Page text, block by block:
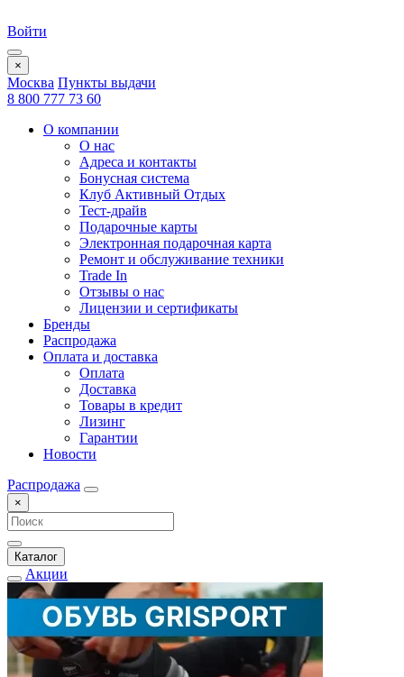
Войти
×
Москва Пункты выдачи
8 800 777 73 60
О компании
О нас
Адреса и контакты
Бонусная система
Клуб Активный Отдых
Тест-драйв
Подарочные карты
Электронная подарочная карта
Ремонт и обслуживание техники
Trade In
Отзывы о нас
Лицензии и сертификаты
Бренды
Распродажа
Оплата и доставка
Оплата
Доставка
Товары в кредит
Лизинг
Гарантии
Новости
Распродажа
×
Каталог
Акции